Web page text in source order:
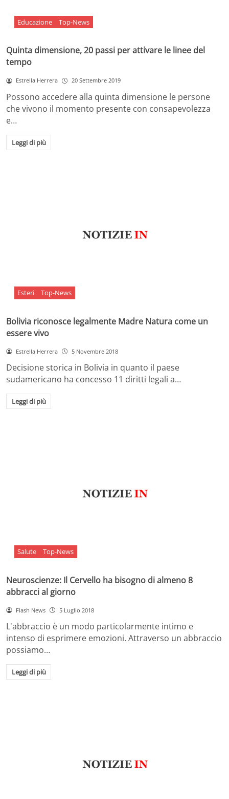
Educazione Top-News
Quinta dimensione, 20 passi per attivare le linee del
tempo
Estrella Herrera 20 Settembre 2019
Possono accedere alla quinta dimensione le persone
che vivono il momento presente con consapevolezza
e…
Leggi di più
Esteri Top-News
Bolivia riconosce legalmente Madre Natura come un
essere vivo
Estrella Herrera 5 Novembre 2018
Decisione storica in Bolivia in quanto il paese
sudamericano ha concesso 11 diritti legali a…
Leggi di più
Salute Top-News
Neuroscienze: Il Cervello ha bisogno di almeno 8
abbracci al giorno
Flash News 5 Luglio 2018
L'abbraccio è un modo particolarmente intimo e
intenso di esprimere emozioni. Attraverso un abbraccio
possiamo…
Leggi di più